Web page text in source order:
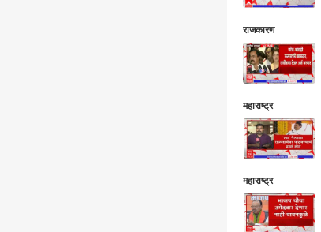
राजकारण
महाराष्ट्र
महाराष्ट्र